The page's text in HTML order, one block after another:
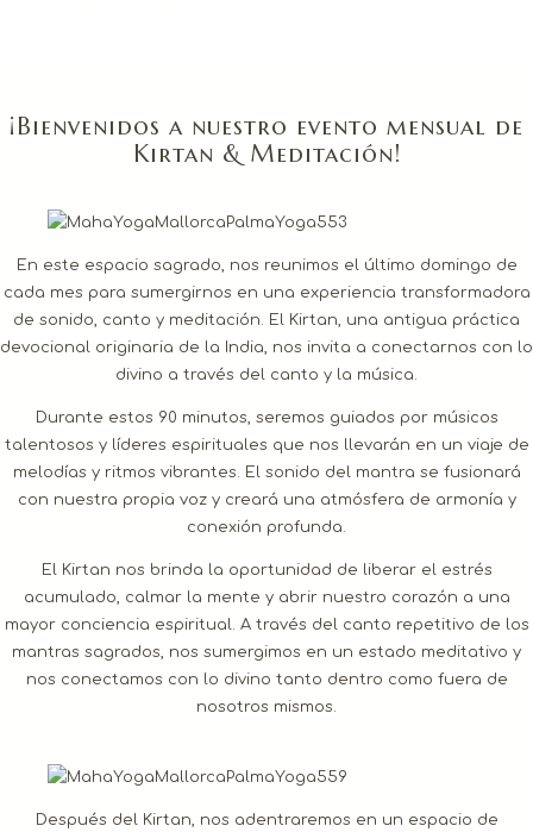
¡Bienvenidos a nuestro evento mensual de
Kirtan & Meditación!
En este espacio sagrado, nos reunimos el último domingo de
cada mes para sumergirnos en una experiencia transformadora
de sonido, canto y meditación. El Kirtan, una antigua práctica
devocional originaria de la India, nos invita a conectarnos con lo
divino a través del canto y la música.
Durante estos 90 minutos, seremos guiados por músicos
talentosos y líderes espirituales que nos llevarán en un viaje de
melodías y ritmos vibrantes. El sonido del mantra se fusionará
con nuestra propia voz y creará una atmósfera de armonía y
conexión profunda.
El Kirtan nos brinda la oportunidad de liberar el estrés
acumulado, calmar la mente y abrir nuestro corazón a una
mayor conciencia espiritual. A través del canto repetitivo de los
mantras sagrados, nos sumergimos en un estado meditativo y
nos conectamos con lo divino tanto dentro como fuera de
nosotros mismos.
Después del Kirtan, nos adentraremos en un espacio de